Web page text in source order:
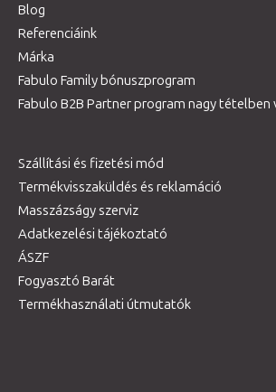
Blog
Referenciáink
Márka
Fabulo Family bónuszprogram
Fabulo B2B Partner program nagy tételben
Szállítási és fizetési mód
Termékvisszaküldés és reklamáció
Masszázságy szerviz
Adatkezelési tájékoztató
ÁSZF
Fogyasztó Barát
Termékhasználati útmutatók